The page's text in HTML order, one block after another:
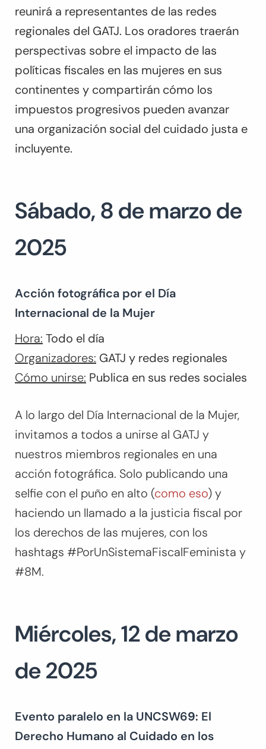
reunirá a representantes de las redes
regionales del GATJ. Los oradores traerán
perspectivas sobre el impacto de las
políticas fiscales en las mujeres en sus
continentes y compartirán cómo los
impuestos progresivos pueden avanzar
una organización social del cuidado justa e
incluyente.
Sábado, 8 de marzo de
2025
Acción fotográfica por el Día
Internacional de la Mujer
Hora: Todo el día
Organizadores: GATJ y redes regionales
Cómo unirse: Publica en sus redes sociales
A lo largo del Día Internacional de la Mujer,
invitamos a todos a unirse al GATJ y
nuestros miembros regionales en una
acción fotográfica. Solo publicando una
selfie con el puño en alto (como eso) y
haciendo un llamado a la justicia fiscal por
los derechos de las mujeres, con los
hashtags #PorUnSistemaFiscalFeminista y
#8M.
Miércoles, 12 de marzo
de 2025
Evento paralelo en la UNCSW69: El
Derecho Humano al Cuidado en los